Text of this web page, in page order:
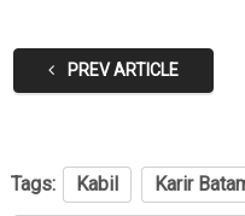
PREV ARTICLE
Tags: Kabil Karir